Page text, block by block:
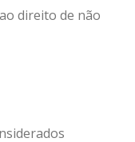
direito de não